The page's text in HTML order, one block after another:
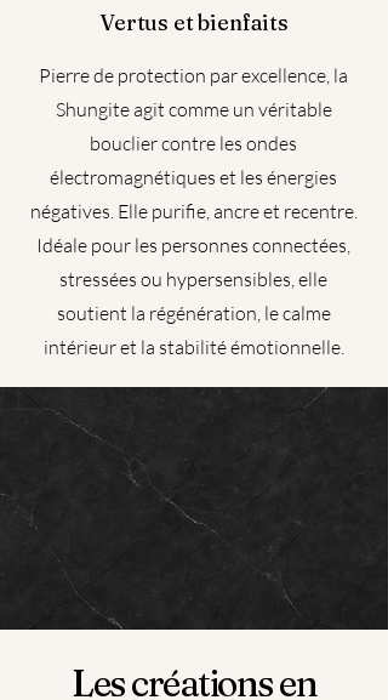
Vertus et bienfaits
Pierre de protection par excellence, la
Shungite agit comme un véritable
bouclier contre les ondes
électromagnétiques et les énergies
négatives. Elle purifie, ancre et recentre.
Idéale pour les personnes connectées,
stressées ou hypersensibles, elle
soutient la régénération, le calme
intérieur et la stabilité émotionnelle.
Les créations en